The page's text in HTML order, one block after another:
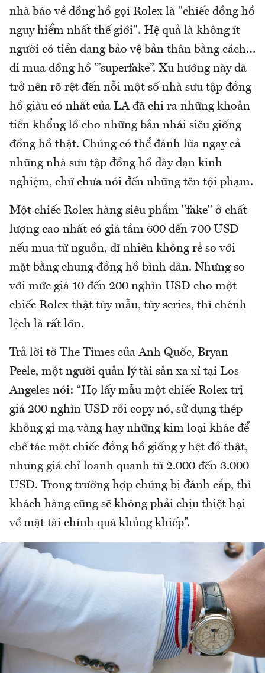
nhà báo về đồng hồ gọi Rolex là "chiếc đồng hồ
nguy hiểm nhất thế giới". Hệ quả là không ít
người có tiền đang bảo vệ bản thân bằng cách…
đi mua đồng hồ '”superfake”. Xu hướng này đã
trở nên rõ rệt đến nỗi một số nhà sưu tập đồng
hồ giàu có nhất của LA đã chi ra những khoản
tiền khổng lồ cho những bản nhái siêu giống
đồng hồ thật. Chúng có thể đánh lừa ngay cả
những nhà sưu tập đồng hồ dày dạn kinh
nghiệm, chứ chưa nói đến những tên tội phạm.
Một chiếc Rolex hàng siêu phẩm "fake" ở chất
lượng cao nhất có giá tầm 600 đến 700 USD
nếu mua từ nguồn, dĩ nhiên không rẻ so với
mặt bằng chung đồng hồ bình dân. Nhưng so
với mức giá 10 đến 200 nghìn USD cho một
chiếc Rolex thật tùy mẫu, tùy series, thì chênh
lệch là rất lớn.
Trả lời tờ The Times của Anh Quốc, Bryan
Peele, một người quản lý tài sản xa xỉ tại Los
Angeles nói: “Họ lấy mẫu một chiếc Rolex trị
giá 200 nghìn USD rồi copy nó, sử dụng thép
không gỉ mạ vàng hay những kim loại khác để
chế tác một chiếc đồng hồ giống y hệt đồ thật,
nhưng giá chỉ loanh quanh từ 2.000 đến 3.000
USD. Trong trường hợp chúng bị đánh cắp, thì
khách hàng cũng sẽ không phải chịu thiệt hại
về mặt tài chính quá khủng khiếp”.